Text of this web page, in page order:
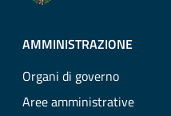
AMMINISTRAZIONE
Organi di governo
Aree amministrative